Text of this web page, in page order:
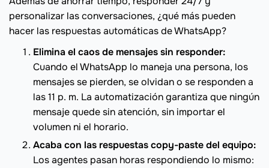
personalizar las conversaciones, ¿qué más pueden
hacer las respuestas automáticas de WhatsApp?
Elimina el caos de mensajes sin responder:
Cuando el WhatsApp lo maneja una persona, los
mensajes se pierden, se olvidan o se responden a
las 11 p. m. La automatización garantiza que ningún
mensaje quede sin atención, sin importar el
volumen ni el horario.
Acaba con las respuestas copy-paste del equipo:
Los agentes pasan horas respondiendo lo mismo: